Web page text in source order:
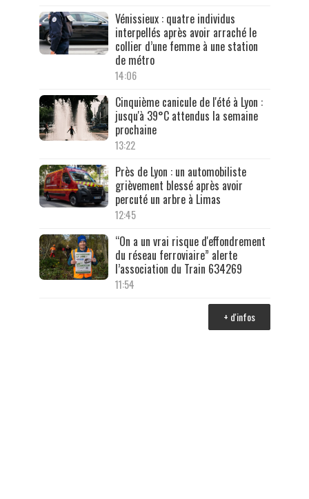
Vénissieux : quatre individus
interpellés après avoir arraché le
collier d’une femme à une station
de métro
14:06
Cinquième canicule de l'été à Lyon :
jusqu'à 39°C attendus la semaine
prochaine
13:22
Près de Lyon : un automobiliste
grièvement blessé après avoir
percuté un arbre à Limas
12:45
“On a un vrai risque d'effondrement
du réseau ferroviaire” alerte
l’association du Train 634269
11:54
+ d'infos